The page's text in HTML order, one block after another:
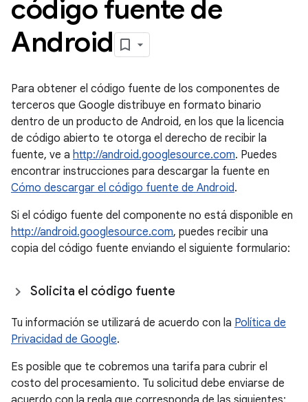
código fuente de
Android
Para obtener el código fuente de los componentes de
terceros que Google distribuye en formato binario
dentro de un producto de Android, en los que la licencia
de código abierto te otorga el derecho de recibir la
fuente, ve a http://android.googlesource.com. Puedes
encontrar instrucciones para descargar la fuente en
Cómo descargar el código fuente de Android.
Si el código fuente del componente no está disponible en
http://android.googlesource.com, puedes recibir una
copia del código fuente enviando el siguiente formulario:
Solicita el código fuente
Tu información se utilizará de acuerdo con la Política de
Privacidad de Google.
Es posible que te cobremos una tarifa para cubrir el
costo del procesamiento. Tu solicitud debe enviarse de